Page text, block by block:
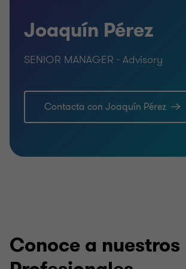
Joaquín Pérez
SENIOR MANAGER - Advisory
Contacta con Joaquín Pérez
Conoce a nuestros